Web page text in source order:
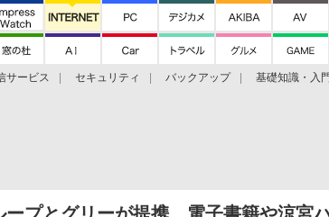
サービス セキュリティ バックアップ 基礎知識・入